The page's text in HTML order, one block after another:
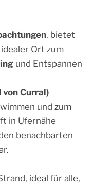
, bietet
Ort zum
und Entspannen
von Curral)
und zum
in Ufernähe
benachbarten
ideal für alle,